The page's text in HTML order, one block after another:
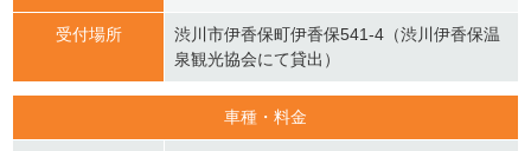
受付場所
渋川市伊香保町伊香保541-4（渋川伊香保温
泉観光協会にて貸出）
車種・料金